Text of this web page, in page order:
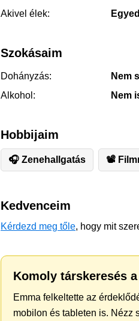
Akivel élek:
Szokásaim
Dohányzás:
Nem
Alkohol:
Nem
Hobbijaim
🎧 Zenehallgatás 📽
Kedvenceim
Kérdezd meg tőle, hogy mit
Komoly társkeresés
Emma felkeltette az
mobilon és tableten is. Nézz